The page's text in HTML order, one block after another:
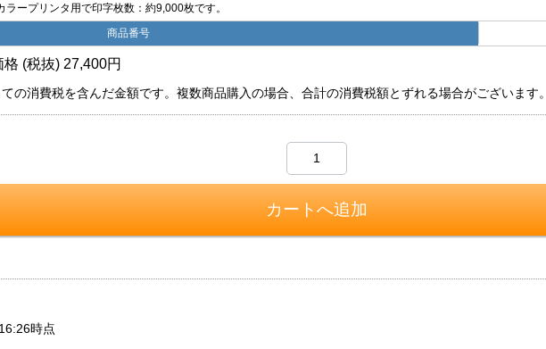
ープリンタ用で印字枚数：約9,000枚です。
商品番号
格 (税抜) 27,400円
の消費税を含んだ金額です。複数商品購入の場合、合計の消費税額とずれる場合がございます。
時点